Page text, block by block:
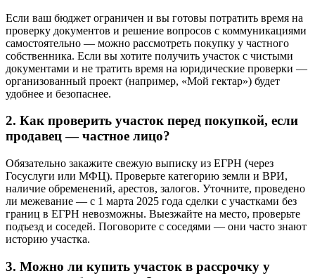
Если ваш бюджет ограничен и вы готовы потратить время на
проверку документов и решение вопросов с коммуникациями
самостоятельно — можно рассмотреть покупку у частного
собственника. Если вы хотите получить участок с чистыми
документами и не тратить время на юридические проверки —
организованный проект (например, «Мой гектар») будет
удобнее и безопаснее.
2. Как проверить участок перед покупкой, если
продавец — частное лицо?
Обязательно закажите свежую выписку из ЕГРН (через
Госуслуги или МФЦ). Проверьте категорию земли и ВРИ,
наличие обременений, арестов, залогов. Уточните, проведено
ли межевание — с 1 марта 2025 года сделки с участками без
границ в ЕГРН невозможны. Выезжайте на место, проверьте
подъезд и соседей. Поговорите с соседями — они часто знают
историю участка.
3. Можно ли купить участок в рассрочку у